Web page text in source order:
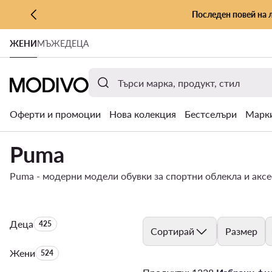
КЪМ ОСНОВНОТО СЪДЪРЖАНИЕ
КЪМ ТЪРСЕНЕ
Последен повей на
ЖЕНИМЪЖЕДЕЦА
Оферти и промоции Нова колекция Бестселъри
Puma
Puma - модерни модели обувки за спортни облекла и
ДецаБрой на продуктите:
425
ЖениБрой на продуктите:
524
Сортирай Размер